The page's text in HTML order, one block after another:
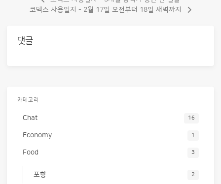
코덱스 사용일지 - 2월 17일 오전부터 18일 새벽까지
댓글
카테고리
Chat 16
Economy 1
Food 3
포항 2